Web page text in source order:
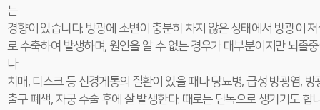
는
경향이 있습니다. 방광에 소변이 충분히 차지 않은 상태에서 방광이 저
로 수축하여 발생하며, 원인을 알 수 없는 경우가 대부분이지만 뇌졸
나
치매, 디스크 등 신경게통의 질환이 있을 때나 당뇨병, 급성 방광염, 방
출구 폐색, 자궁 수술 후에 잘 발생한다. 때로는 단독으로 생기기도 합